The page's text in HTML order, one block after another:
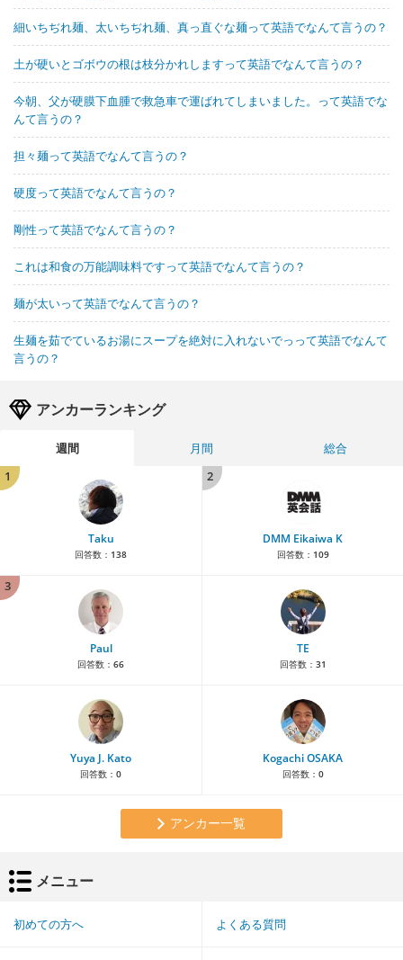
細いちぢれ麺、太いちぢれ麺、真っ直ぐな麺って英語でなんて言うの？
土が硬いとゴボウの根は枝分かれしますって英語でなんて言うの？
今朝、父が硬膜下血腫で救急車で運ばれてしまいました。って英語でな
んて言うの？
担々麺って英語でなんて言うの？
硬度って英語でなんて言うの？
剛性って英語でなんて言うの？
これは和食の万能調味料ですって英語でなんて言うの？
麺が太いって英語でなんて言うの？
生麺を茹でているお湯にスープを絶対に入れないでっって英語でなんて
言うの？
アンカーランキング
週間 月間
総合
1
Taku
回答数： 138
2
DMM Eikaiwa K
回答数： 109
3
Paul
回答数： 66
TE
回答数： 31
Yuya J. Kato
回答数： 0
Kogachi OSAKA
回答数： 0
アンカー一覧
メニュー
初めての方へ よくある質問